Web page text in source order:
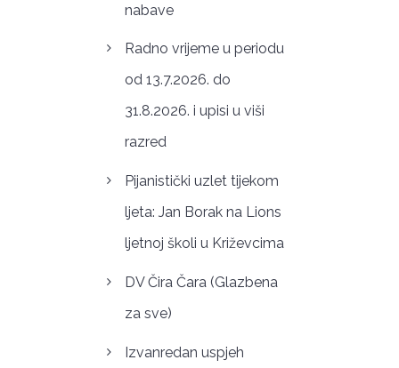
nabave
Radno vrijeme u periodu
od 13.7.2026. do
31.8.2026. i upisi u viši
razred
Pijanistički uzlet tijekom
ljeta: Jan Borak na Lions
ljetnoj školi u Križevcima
DV Čira Čara (Glazbena
za sve)
Izvanredan uspjeh